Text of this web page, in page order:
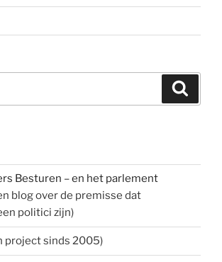
Besturen – en het parlement
blog over de premisse dat
politici zijn)
project sinds 2005)